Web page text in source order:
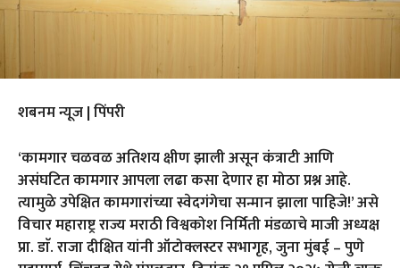
शबनम न्यूज | पिंपरी
‘कामगार चळवळ अतिशय क्षीण झाली असून कंत्राटी आणि
असंघटित कामगार आपला लढा कसा देणार हा मोठा प्रश्न आहे.
त्यामुळे उपेक्षित कामगारांच्या स्वेदगंगेचा सन्मान झाला पाहिजे!’ असे
विचार महाराष्ट्र राज्य मराठी विश्वकोश निर्मिती मंडळाचे माजी अध्यक्ष
प्रा. डाॅ. राजा दीक्षित यांनी ऑटोक्लस्टर सभागृह, जुना मुंबई – पुणे